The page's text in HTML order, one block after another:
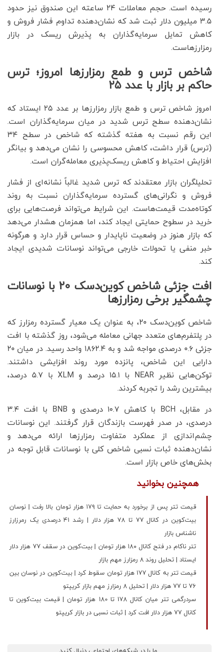
رسیده است. حجم معاملات ۲۴ ساعته این صندوق نیز حدود
۳.۵ میلیون دلار ثبت شد که نشان‌دهنده تداوم فشار فروش و
کاهش تمایل سرمایه‌گذاران به پذیرش ریسک در بازار
رمزارزهاست.
شاخص ترس و طمع رمزارزها امروز؛ ترس
حاکم بر بازار با عدد ۲۵
امروز شاخص ترس و طمع بازار رمزارزها بر عدد ۲۵ ایستاد که
نشان‌دهنده سطح ترس شدید در میان سرمایه‌گذاران است.
این رقم نسبت به هفته گذشته که شاخص در سطح ۳۴
(ترس) قرار داشت، کاهش محسوسی را نشان می‌دهد و بیانگر
افزایش احتیاط و کاهش ریسک‌پذیری معامله‌گران است.
تحلیلگران بازار معتقدند که ترس شدید غالباً نشانه‌ای از فشار
فروش و نگرانی‌های گسترده سرمایه‌گذاران نسبت به روند
کوتاه‌مدت قیمت‌هاست. این شرایط می‌تواند فرصت‌هایی برای
خرید در سطوح حمایتی ایجاد کند، اما همزمان هشدار می‌دهد
که بازار هنوز در وضعیت ناپایدار و حساس قرار دارد و هرگونه
خبر منفی یا تحولات خارجی می‌تواند نوسانات شدیدی ایجاد
کند.
افت جزئی شاخص کوین‌دسک ۲۰ با نوسانات
چشمگیر برخی رمزارزها
شاخص کوین‌دسک ۲۰، به عنوان یک معیار گسترده رمزارز که
در پلتفرم‌های متعدد جهانی معامله می‌شود، روز گذشته با افت
جزئی ۰.۶ درصدی مواجه شد و به ۱۸۶۲.۴ واحد رسید. در میان ۲۰
دارایی این شاخص، پانزده مورد روند افزایشی داشتند.
توکن‌هایی نظیر NEAR با ۱۵.۱ درصد و XLM با ۵.۷ درصد،
بیشترین رشد را تجربه کردند.
در مقابل، BCH با کاهش ۱۰.۷ درصدی و BNB با افت ۳.۴
درصدی، در صدر فهرست بازندگان قرار گرفتند. این نوسانات
چشم‌اندازی از عملکرد متفاوت رمزارزها ارائه می‌دهد و
نشان‌دهنده ثبات نسبی شاخص کلی با نوسانات قابل توجه در
بخش‌های خاص بازار است.
همچنین بخوانید
قیمت تتر پس از برخورد به حمایت تا ۱۷۹ هزار تومان بالا رفت | نوسان
بیت‌کوین در کانال ۷۷ تا ۷۸ هزار دلار | رشد ۴۱ درصدی یک رمرزارز
ناشناس بازار
تتر ناکام در فتح کانال ۱۸۰ هزار تومان | بیت‌کوین در سقف ۷۷ هزار دلار
ایستاد | تحلیل روند 8 رمزارز مهم بازار
قیمت تتر به کانال ۱۷۷ هزار تومان سقوط کرد | بیت‌کوین در نوسان بین
۷۶ تا ۷۷ هزار دلار | تحلیل 8 رمزارز مهم بازار کریپتو
سردرگمی تتر میان کانال 178 تا 180 هزار تومان | قیمت بیت‌کوین تا
کانال 77 هزار دلار افت کرد | ثبات نسبی در بازار کریپتو